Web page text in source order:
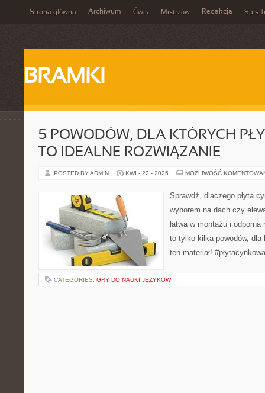
Strona główna Archiwum Ćwik Mistrzów Redakcja Spis
BRAMKI
5 POWODÓW, DLA KTÓRYCH
TO IDEALNE ROZWIĄZANIE
POSTED BY ADMIN KWI - 22 - 2025 MOŻLIWOŚĆ
Sprawdź, dlaczego płyta
wyborem na dach czy
łatwa w montażu i
to tylko kilka powodów,
ten materiał!
CATEGORIES: GRY DO NAUKI JĘZYKÓW